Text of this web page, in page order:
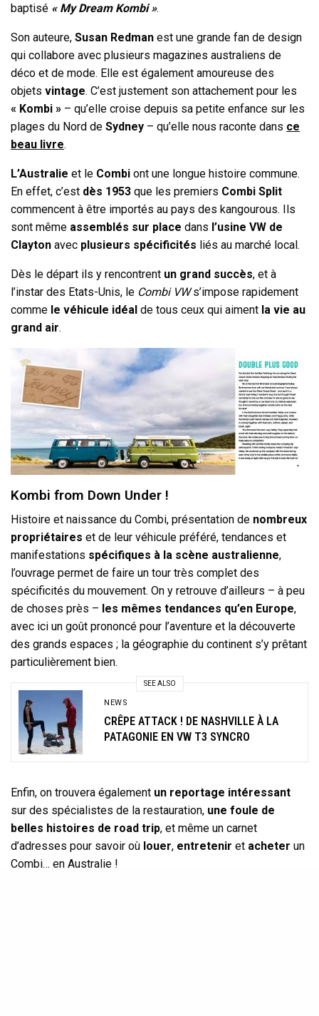
baptisé « My Dream Kombi ».
Son auteure,Susan Redman est une grande fan de design
qui collabore avec plusieurs magazines australiens de
déco et de mode. Elle est également amoureuse des
objetsvintage. C’est justement son attachement pour les
« Kombi » – qu’elle croise depuis sa petite enfance sur les
plages du Nord deSydney – qu’elle nous raconte dans ce
beau livre.
L’Australie et le Combi ont une longue histoire commune.
En effet, c’est dès 1953 que les premiers Combi Split
commencent à être importés au pays des kangourous. Ils
sont même assemblés sur place dans l’usine VW de
Clayton avec plusieurs spécificités liés au marché local.
Dès le départ ils y rencontrent un grand succès, et à
l’instar des Etats-Unis, le Combi VWs’impose rapidement
comme le véhicule idéal de tous ceux qui aiment la vie au
grand air.
Kombi from Down Under !
Histoire et naissance du Combi, présentation de nombreux
propriétaires et de leur véhicule préféré, tendances et
manifestations spécifiques à la scène australienne,
l’ouvrage permet de faire un tour très complet des
spécificités du mouvement. On y retrouve d’ailleurs – à peu
de choses près – les mêmes tendances qu’en Europe,
avec ici un goût prononcé pour l’aventure et la découverte
des grands espaces ; la géographie du continent s’y prêtant
particulièrement bien.
SEE ALSO
NEWS
CRÊPE ATTACK ! DE NASHVILLE À LA
PATAGONIE EN VW T3 SYNCRO
Enfin, on trouvera également un reportage intéressant
sur des spécialistes de la restauration, une foule de
belles histoires de road trip, et même un carnet
d’adresses pour savoir où louer, entretenir et acheter un
Combi… en Australie !